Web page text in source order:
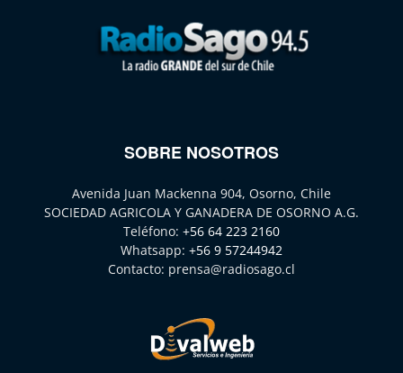
SOBRE NOSOTROS
Avenida Juan Mackenna 904, Osorno, Chile
SOCIEDAD AGRICOLA Y GANADERA DE OSORNO A.G.
Teléfono: +56 64 223 2160
Whatsapp: +56 9 57244942
Contacto: prensa@radiosago.cl